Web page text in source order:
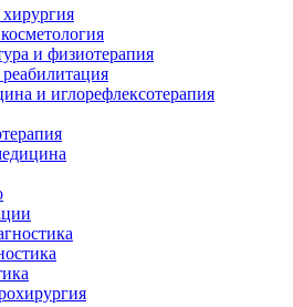
и физиотерапия
и иглорефлексотерапия